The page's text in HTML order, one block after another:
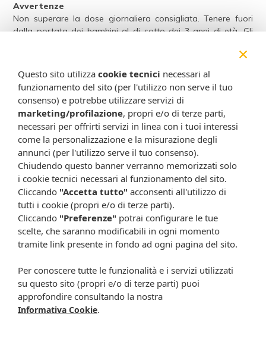
Avvertenze
Non superare la dose giornaliera consigliata. Tenere fuori
dalla portata dei bambini al di sotto dei 3 anni di età. Gli
Il consumo prolungato di cranberry in soggetti con calcoli
renali non è raccomandato.
In caso di trattamento con anticoagulanti, tipo anti-vitamina
K, chiedere il parere del proprio medico.
Se il benessere urinario non è raggiunto dopo 48 ore,
consultare un medico.
Conservazione
Conservare al riparo dalla luce, dal calore e dall'umidità.
Validità a confezionamento integro: 36 mesi.
Formato
Confezione da 60 capsule.
Peso netto: 31 g.
Ogni scheda che troverai sul nostro sito è da considerarsi a scopo
informativo, utile alla guida dell’acquisto del prodotto. Non
×
Questo sito utilizza cookie tecnici necessari al
funzionamento del sito (per l'utilizzo non serve il tuo
consenso) e potrebbe utilizzare servizi di
marketing/profilazione, propri e/o di terze parti,
necessari per offrirti servizi in linea con i tuoi interessi
come la personalizzazione e la misurazione degli
annunci (per l'utilizzo serve il tuo consenso).
Chiudendo questo banner verranno memorizzati solo
i cookie tecnici necessari al funzionamento del sito.
Cliccando "Accetta tutto" acconsenti all'utilizzo di
tutti i cookie (propri e/o di terze parti).
Cliccando "Preferenze" potrai configurare le tue
scelte, che saranno modificabili in ogni momento
tramite link presente in fondo ad ogni pagina del sito.
Per conoscere tutte le funzionalità e i servizi utilizzati
su questo sito (propri e/o di terze parti) puoi
approfondire consultando la nostra
Informativa Cookie.